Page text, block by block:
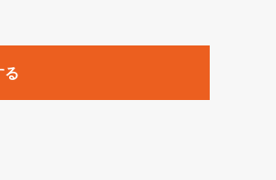
や内容が変更された場合、変更後のサービス
トやキャンペーンをいいます。
」「ECzine」「Biz/Zine」「HRzine
る